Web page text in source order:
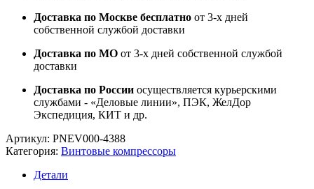
Доставка по Москве бесплатно от 3-х дней
собственной службой доставки
Доставка по МО от 3-х дней собственной службой
доставки
Доставка по России осуществляется курьерскими
службами - «Деловые линии», ПЭК, ЖелДор
Экспедиция, КИТ и др.
Артикул: PNEV000-4388
Категория: Винтовые компрессоры
Детали